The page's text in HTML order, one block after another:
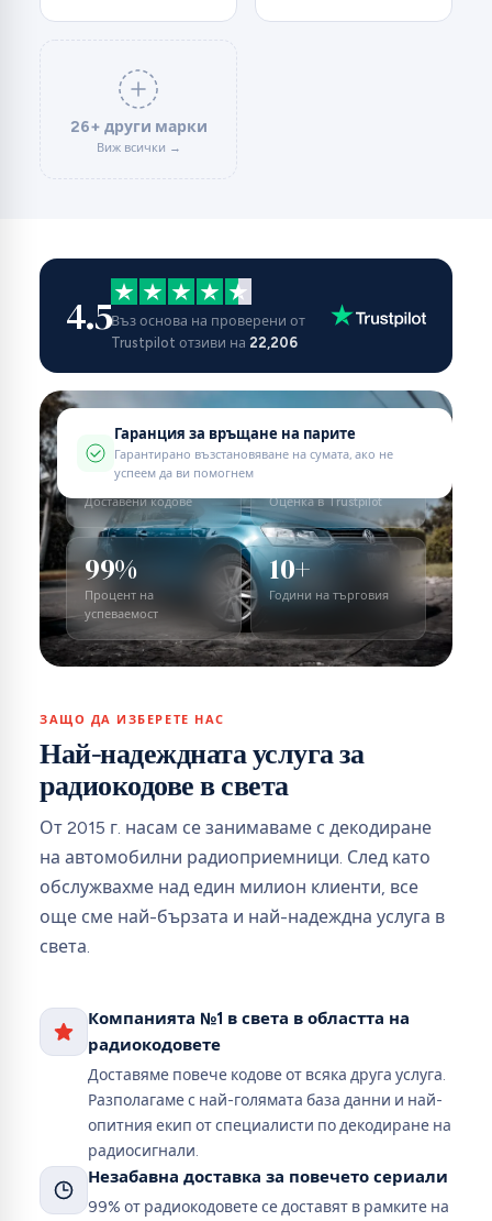
26+ други марки
Виж всички →
4.5Въз основа на проверени от
Trustpilot отзиви на 22,206
Гаранция за връщане на парите
Гарантирано възстановяване на сумата, ако не
успеем да ви помогнем
1M+
Доставени кодове Оценка в Trustpilot
99%
Процент на
успеваемост
10+
Години на търговия
ЗАЩО ДА ИЗБЕРЕТЕ НАС
Най-надеждната услуга за
радиокодове в света
От 2015 г. насам се занимаваме с декодиране
на автомобилни радиоприемници. След като
обслужвахме над един милион клиенти, все
още сме най-бързата и най-надеждна услуга в
света.
Компанията №1 в света в областта на
радиокодовете
Доставяме повече кодове от всяка друга услуга.
Разполагаме с най-голямата база данни и най-
опитния екип от специалисти по декодиране на
радиосигнали.
Незабавна доставка за повечето сериали
99% от радиокодовете се доставят в рамките на